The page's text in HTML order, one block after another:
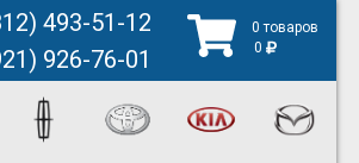
493-51-12
926-76-01
0 товаров
0